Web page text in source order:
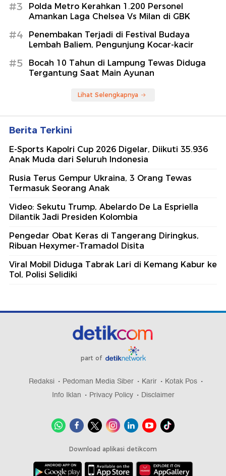
#3
Polda Metro Kerahkan 1.200 Personel
Amankan Laga Chelsea Vs Milan di GBK
#4
Penembakan Terjadi di Festival Budaya
Lembah Baliem, Pengunjung Kocar-kacir
#5
Bocah 10 Tahun di Lampung Tewas Diduga
Tergantung Saat Main Ayunan
Lihat Selengkapnya
Berita Terkini
E-Sports Kapolri Cup 2026 Digelar, Diikuti 35.936
Anak Muda dari Seluruh Indonesia
Rusia Terus Gempur Ukraina, 3 Orang Tewas
Termasuk Seorang Anak
Video: Sekutu Trump, Abelardo De La Espriella
Dilantik Jadi Presiden Kolombia
Pengedar Obat Keras di Tangerang Diringkus,
Ribuan Hexymer-Tramadol Disita
Viral Mobil Diduga Tabrak Lari di Kemang Kabur ke
Tol, Polisi Selidiki
part of
Redaksi Pedoman Media Siber Karir
Kotak Pos
Info Iklan
Privacy Policy Disclaimer
Download aplikasi detikcom